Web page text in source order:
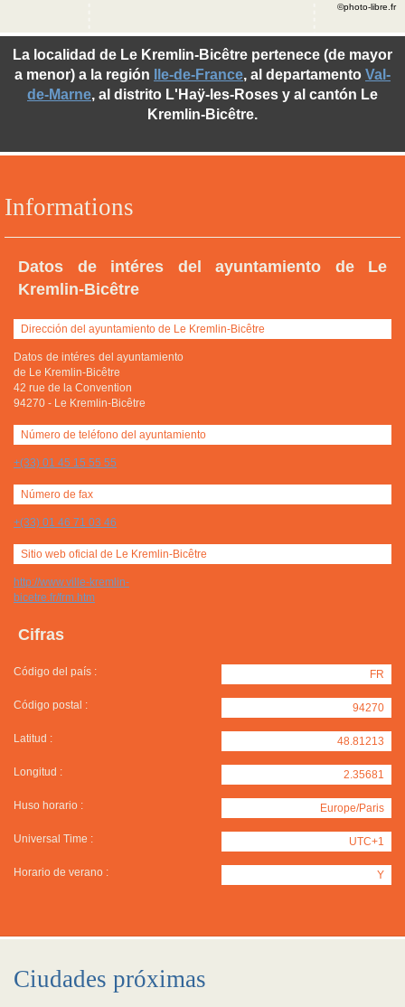
Informations
Datos de intéres del ayuntamiento de Le
Kremlin-Bicêtre
Dirección del ayuntamiento de Le Kremlin-Bicêtre
Datos de intéres del ayuntamiento
de Le Kremlin-Bicêtre
42 rue de la Convention
94270 - Le Kremlin-Bicêtre
Número de teléfono del ayuntamiento
+(33) 01 45 15 55 55
Número de fax
+(33) 01 46 71 03 46
Sitio web oficial de Le Kremlin-Bicêtre
http://www.ville-kremlin-
bicetre.fr/frm.htm
Cifras
Código del país : FR
Código postal : 94270
Latitud : 48.81213
Longitud : 2.35681
Huso horario : Europe/Paris
Universal Time : UTC+1
Horario de verano : Y
La localidad de Le Kremlin-Bicêtre pertenece (de mayor
a menor) a la región
Ile-de-France, al departamento Val-
de-Marne, al distrito L'Haÿ-les-Roses y al cantón Le
Kremlin-Bicêtre.
©photo-libre.fr
Ciudades próximas